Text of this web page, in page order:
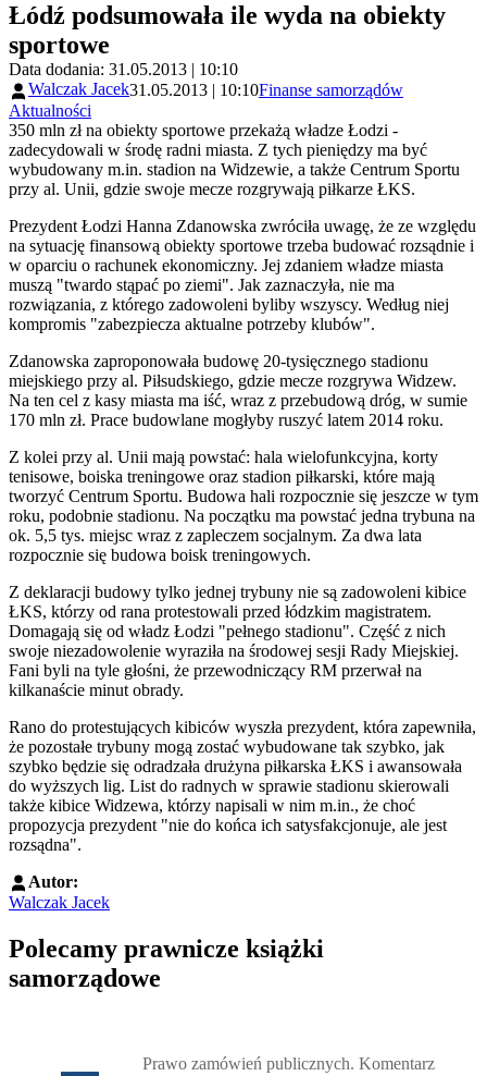
Łódź podsumowała ile wyda na obiekty
sportowe
Data dodania: 31.05.2013 | 10:10
Walczak Jacek31.05.2013 | 10:10Finanse samorządów
Aktualności
350 mln zł na obiekty sportowe przekażą władze Łodzi -
zadecydowali w środę radni miasta. Z tych pieniędzy ma być
wybudowany m.in. stadion na Widzewie, a także Centrum Sportu
przy al. Unii, gdzie swoje mecze rozgrywają piłkarze ŁKS.
Prezydent Łodzi Hanna Zdanowska zwróciła uwagę, że ze względu
na sytuację finansową obiekty sportowe trzeba budować rozsądnie i
w oparciu o rachunek ekonomiczny. Jej zdaniem władze miasta
muszą "twardo stąpać po ziemi". Jak zaznaczyła, nie ma
rozwiązania, z którego zadowoleni byliby wszyscy. Według niej
kompromis "zabezpiecza aktualne potrzeby klubów".
Zdanowska zaproponowała budowę 20-tysięcznego stadionu
miejskiego przy al. Piłsudskiego, gdzie mecze rozgrywa Widzew.
Na ten cel z kasy miasta ma iść, wraz z przebudową dróg, w sumie
170 mln zł. Prace budowlane mogłyby ruszyć latem 2014 roku.
Z kolei przy al. Unii mają powstać: hala wielofunkcyjna, korty
tenisowe, boiska treningowe oraz stadion piłkarski, które mają
tworzyć Centrum Sportu. Budowa hali rozpocznie się jeszcze w tym
roku, podobnie stadionu. Na początku ma powstać jedna trybuna na
ok. 5,5 tys. miejsc wraz z zapleczem socjalnym. Za dwa lata
rozpocznie się budowa boisk treningowych.
Z deklaracji budowy tylko jednej trybuny nie są zadowoleni kibice
ŁKS, którzy od rana protestowali przed łódzkim magistratem.
Domagają się od władz Łodzi "pełnego stadionu". Część z nich
swoje niezadowolenie wyraziła na środowej sesji Rady Miejskiej.
Fani byli na tyle głośni, że przewodniczący RM przerwał na
kilkanaście minut obrady.
Rano do protestujących kibiców wyszła prezydent, która zapewniła,
że pozostałe trybuny mogą zostać wybudowane tak szybko, jak
szybko będzie się odradzała drużyna piłkarska ŁKS i awansowała
do wyższych lig. List do radnych w sprawie stadionu skierowali
także kibice Widzewa, którzy napisali w nim m.in., że choć
propozycja prezydent "nie do końca ich satysfakcjonuje, ale jest
rozsądna".
Autor:
Walczak Jacek
Polecamy prawnicze książki
samorządowe
Prawo zamówień publicznych. Komentarz